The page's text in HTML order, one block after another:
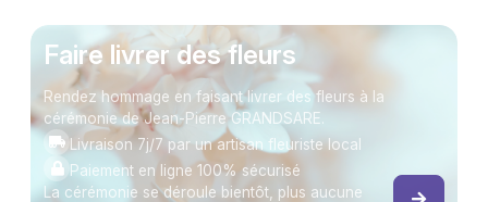
Faire livrer des fleurs
Rendez hommage en faisant livrer des fleurs à la
cérémonie de Jean-Pierre GRANDSARE.
Livraison 7j/7 par un artisan fleuriste local
Paiement en ligne 100% sécurisé
La cérémonie se déroule bientôt, plus aucune